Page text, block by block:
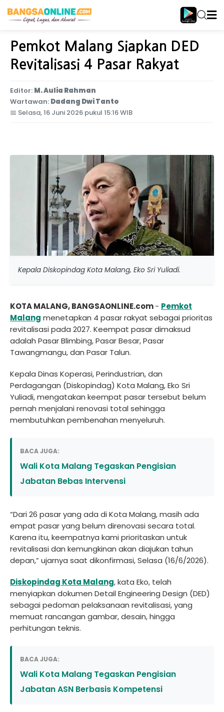
Home Jawa Timur
Pemkot Malang Siapkan DED
Revitalisasi 4 Pasar Rakyat
Editor: M. Aulia Rahman
Wartawan: Dadang Dwi Tanto
📅 Selasa, 16 Juni 2026 pukul 15:16 WIB
Kepala Diskopindag Kota Malang, Eko Sri Yuliadi.
KOTA MALANG, BANGSAONLINE.com- Pemkot
Malang menetapkan 4 pasar rakyat sebagai prioritas
revitalisasi pada 2027. Keempat pasar dimaksud
adalah Pasar Blimbing, Pasar Besar, Pasar
Tawangmangu, dan Pasar Talun.
Kepala Dinas Koperasi, Perindustrian, dan
Perdagangan (Diskopindag) Kota Malang, Eko Sri
Yuliadi, mengatakan keempat pasar tersebut belum
pernah menjalani renovasi total sehingga
membutuhkan pembenahan menyeluruh.
BACA JUGA:
Wali Kota Malang Tegaskan Pengisian
Jabatan Bebas Intervensi
“Dari 26 pasar yang ada di Kota Malang, masih ada
empat pasar yang belum direnovasi secara total.
Karena itu, keempatnya kami prioritaskan untuk
revitalisasi dan kemungkinan akan diajukan tahun
depan,” ujarnya saat dikonfirmasi, Selasa (16/6/2026).
Diskopindag Kota Malang, kata Eko, telah
menyiapkan dokumen Detail Engineering Design (DED)
sebagai pedoman pelaksanaan revitalisasi, yang
memuat rancangan gambar, desain, hingga
perhitungan teknis.
BACA JUGA:
Wali Kota Malang Tegaskan Pengisian
Jabatan ASN Berbasis Kompetensi